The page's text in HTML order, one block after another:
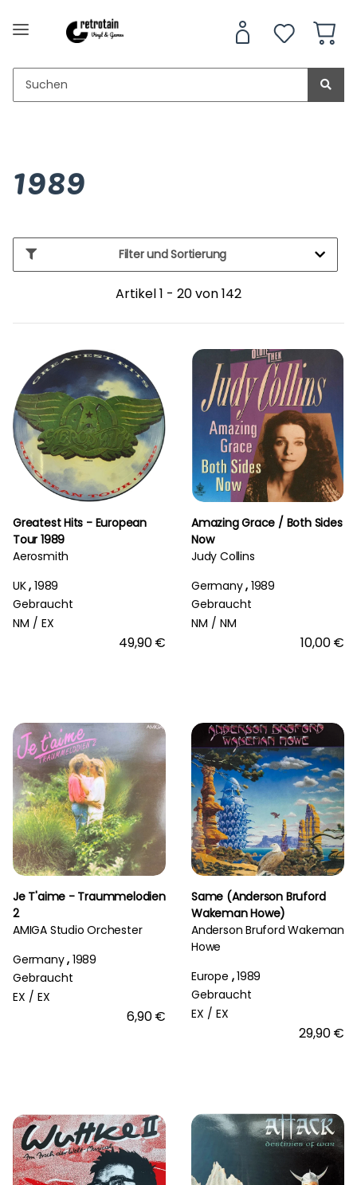
1989
Filter und Sortierung
Artikel 1 - 20 von 142
Greatest Hits - European
Tour 1989
Aerosmith
UK, 1989
Gebraucht
NM / EX
49,90 €
Amazing Grace / Both Sides
Now
Judy Collins
Germany, 1989
Gebraucht
NM / NM
10,00 €
Je T'aime - Traummelodien
2
AMIGA Studio Orchester
Germany, 1989
Gebraucht
EX / EX
6,90 €
Same (Anderson Bruford
Wakeman Howe)
Anderson Bruford Wakeman
Howe
Europe ,1989
Gebraucht
EX / EX
29,90 €